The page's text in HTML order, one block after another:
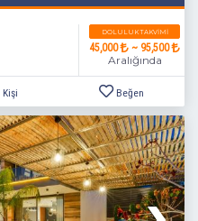
DOLULUK TAKVIMI
45,000 ~ 95,500
Aralığında